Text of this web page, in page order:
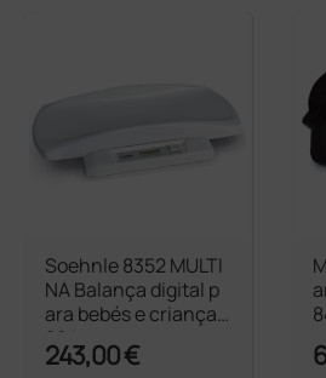
Soehnle 8352 MULTI
NA Balança digital p
ara bebés e crianças
20 kg
243,00 €